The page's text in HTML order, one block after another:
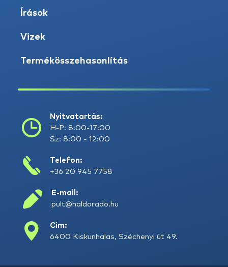
Írások
Vizek
Termékösszehasonlítás
Nyitvatartás:
H-P: 8:00-17:00
Sz: 8:00 - 12:00
Telefon:
+36 20 945 7758
E-mail:
pult@haldorado.hu
Cím:
6400 Kiskunhalas, Széchenyi út 49.